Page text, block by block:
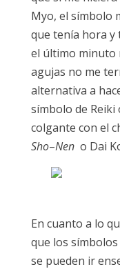
Myo, el símbolo
que tenía hora y
el último minuto
agujas no me
alternativa a
símbolo de Reiki
colgante con el
Sho–Neno Dai
En cuanto a lo
que los
se pueden ir